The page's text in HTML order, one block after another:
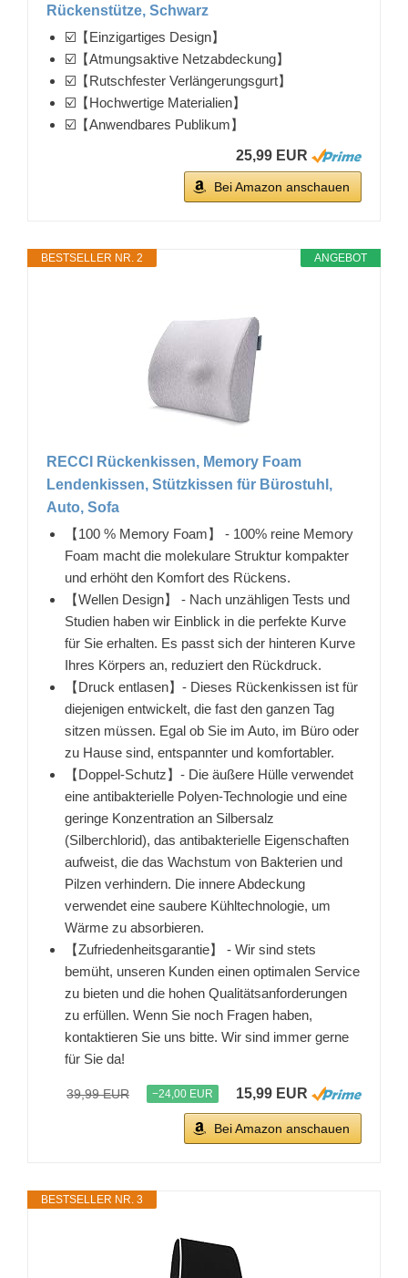
Rückenstütze, Schwarz
☑️【Einzigartiges Design】
☑️【Atmungsaktive Netzabdeckung】
☑️【Rutschfester Verlängerungsgurt】
☑️【Hochwertige Materialien】
☑️【Anwendbares Publikum】
25,99 EUR
Bei Amazon anschauen
ANGEBOT
BESTSELLER NR. 2
RECCI Rückenkissen, Memory Foam
Lendenkissen, Stützkissen für Bürostuhl,
Auto, Sofa
【100 % Memory Foam】 - 100% reine Memory
Foam macht die molekulare Struktur kompakter
und erhöht den Komfort des Rückens.
【Wellen Design】 - Nach unzähligen Tests und
Studien haben wir Einblick in die perfekte Kurve
für Sie erhalten. Es passt sich der hinteren Kurve
Ihres Körpers an, reduziert den Rückdruck.
【Druck entlasen】- Dieses Rückenkissen ist für
diejenigen entwickelt, die fast den ganzen Tag
sitzen müssen. Egal ob Sie im Auto, im Büro oder
zu Hause sind, entspannter und komfortabler.
【Doppel-Schutz】- Die äußere Hülle verwendet
eine antibakterielle Polyen-Technologie und eine
geringe Konzentration an Silbersalz
(Silberchlorid), das antibakterielle Eigenschaften
aufweist, die das Wachstum von Bakterien und
Pilzen verhindern. Die innere Abdeckung
verwendet eine saubere Kühltechnologie, um
Wärme zu absorbieren.
【Zufriedenheitsgarantie】 - Wir sind stets
bemüht, unseren Kunden einen optimalen Service
zu bieten und die hohen Qualitätsanforderungen
zu erfüllen. Wenn Sie noch Fragen haben,
kontaktieren Sie uns bitte. Wir sind immer gerne
für Sie da!
39,99 EUR −24,00 EUR 15,99 EUR
Bei Amazon anschauen
BESTSELLER NR. 3